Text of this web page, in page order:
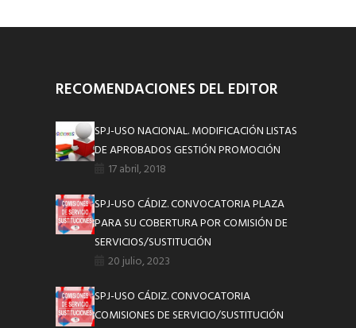
RECOMENDACIONES DEL EDITOR
SPJ-USO NACIONAL. MODIFICACIÓN LISTAS
DE APROBADOS GESTIÓN PROMOCIÓN
17 abril, 2018
SPJ-USO CÁDIZ. CONVOCATORIA PLAZA
PARA SU COBERTURA POR COMISIÓN DE
SERVICIOS/SUSTITUCIÓN
20 julio, 2023
SPJ-USO CÁDIZ. CONVOCATORIA
COMISIONES DE SERVICIO/SUSTITUCIÓN